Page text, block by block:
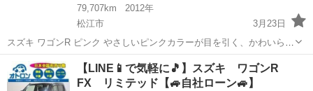
79,707km
2012年
松江市
3月23日
スズキ ワゴンR ピンク やさしいピンクカラーが目を引く、かわいらし
い一台です♪ 街乗りやお買い物にもぴったりな軽自動車です。 ナビ付
きなので初めての場所でも安心！ さらにバックカメラも装備されてい
るので、駐車が...
島根 松江市 ワゴンＲ ワゴンR
【LINE📱で気軽に🎵】スズキ ワゴンR
FX リミテッド【🚙自社ローン🚙】